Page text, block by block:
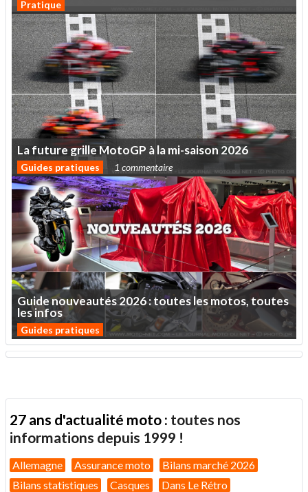
Pratique
Lafuturegrille MotoGP àlami-saison 2026
Guides pratiques 1 commentaire
Guidenouveautés2026:touteslesmotos,toutes
lesinfos
Guides pratiques
27 ans d'actualité moto : toutes nos
informations depuis 1999 !
Allemagne Assurance moto
Bilans marché 2026
Bilans statistiques
Casques Dans Le Rétro